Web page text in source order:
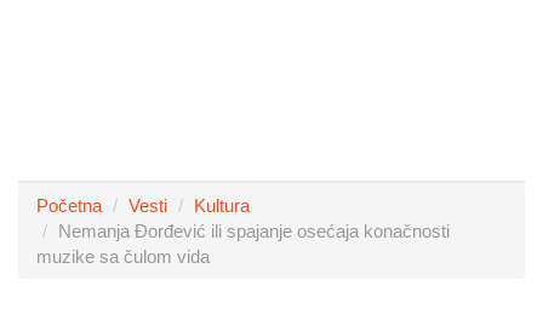
Početna Vesti
Kultura
Nemanja Đorđević ili spajanje osećaja konačnosti
muzike sa čulom vida